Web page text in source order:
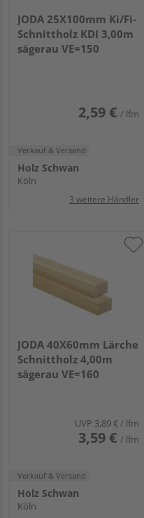
JODA 25X100mm Ki/Fi-
Schnittholz KDI 3,00m
sägerau VE=150
2,59 € / lfm
Verkauf & Versand
Holz Schwan
Köln
3 weitere Händler
JODA 40X60mm Lärche
Schnittholz 4,00m
sägerau VE=160
UVP 3,89 €/ lfm
3,59 € / lfm
Verkauf & Versand
Holz Schwan
Köln